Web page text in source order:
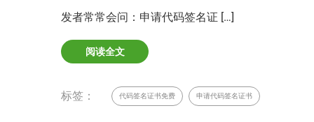
发者常常会问：申请代码签名证 […]
阅读全文
标签： 代码签名证书免费 申请代码签名证书